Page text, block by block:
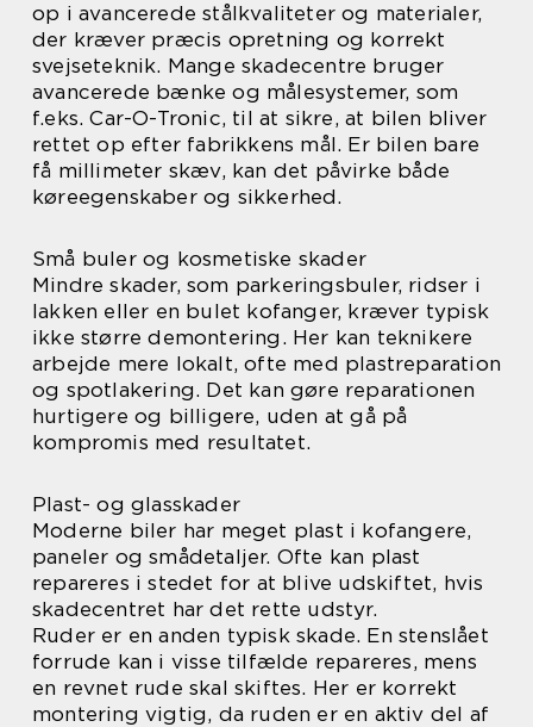
op i avancerede stålkvaliteter og materialer,
der kræver præcis opretning og korrekt
svejseteknik. Mange skadecentre bruger
avancerede bænke og målesystemer, som
f.eks. Car-O-Tronic, til at sikre, at bilen bliver
rettet op efter fabrikkens mål. Er bilen bare
få millimeter skæv, kan det påvirke både
køreegenskaber og sikkerhed.
Små buler og kosmetiske skader
Mindre skader, som parkeringsbuler, ridser i
lakken eller en bulet kofanger, kræver typisk
ikke større demontering. Her kan teknikere
arbejde mere lokalt, ofte med plastreparation
og spotlakering. Det kan gøre reparationen
hurtigere og billigere, uden at gå på
kompromis med resultatet.
Plast- og glasskader
Moderne biler har meget plast i kofangere,
paneler og smådetaljer. Ofte kan plast
repareres i stedet for at blive udskiftet, hvis
skadecentret har det rette udstyr.
Ruder er en anden typisk skade. En stenslået
forrude kan i visse tilfælde repareres, mens
en revnet rude skal skiftes. Her er korrekt
montering vigtig, da ruden er en aktiv del af